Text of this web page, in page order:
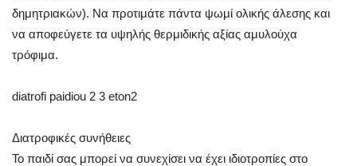
δημητριακών). Να προτιμάτε πάντα ψωμί ολικής άλεσης και
να αποφεύγετε τα υψηλής θερμιδικής αξίας αμυλούχα
τρόφιμα.
diatrofi paidiou 2 3 eton2
Διατροφικές συνήθειες
Το παιδί σας μπορεί να συνεχίσει να έχει ιδιοτροπίες στο